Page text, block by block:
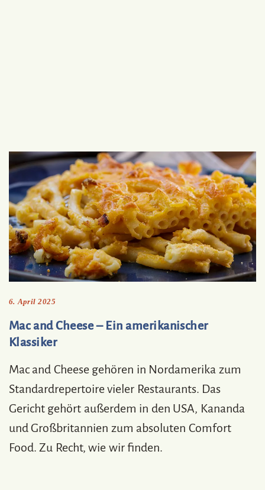
6. April 2025
Mac and Cheese – Ein amerikanischer
Klassiker
Mac and Cheese gehören in Nordamerika zum
Standardrepertoire vieler Restaurants. Das
Gericht gehört außerdem in den USA, Kananda
und Großbritannien zum absoluten Comfort
Food. Zu Recht, wie wir finden.